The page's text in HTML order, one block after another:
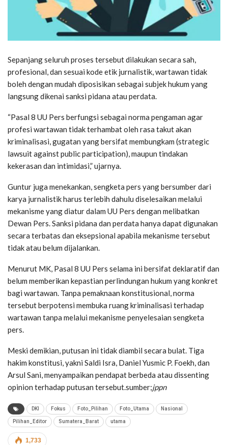
Sepanjang seluruh proses tersebut dilakukan secara sah,
profesional, dan sesuai kode etik jurnalistik, wartawan tidak
boleh dengan mudah diposisikan sebagai subjek hukum yang
langsung dikenai sanksi pidana atau perdata.
“Pasal 8 UU Pers berfungsi sebagai norma pengaman agar
profesi wartawan tidak terhambat oleh rasa takut akan
kriminalisasi, gugatan yang bersifat membungkam (strategic
lawsuit against public participation), maupun tindakan
kekerasan dan intimidasi,” ujarnya.
Guntur juga menekankan, sengketa pers yang bersumber dari
karya jurnalistik harus terlebih dahulu diselesaikan melalui
mekanisme yang diatur dalam UU Pers dengan melibatkan
Dewan Pers. Sanksi pidana dan perdata hanya dapat digunakan
secara terbatas dan eksepsional apabila mekanisme tersebut
tidak atau belum dijalankan.
Menurut MK, Pasal 8 UU Pers selama ini bersifat deklaratif dan
belum memberikan kepastian perlindungan hukum yang konkret
bagi wartawan. Tanpa pemaknaan konstitusional, norma
tersebut berpotensi membuka ruang kriminalisasi terhadap
wartawan tanpa melalui mekanisme penyelesaian sengketa
pers.
Meski demikian, putusan ini tidak diambil secara bulat. Tiga
hakim konstitusi, yakni Saldi Isra, Daniel Yusmic P. Foekh, dan
Arsul Sani, menyampaikan pendapat berbeda atau dissenting
opinion terhadap putusan tersebut.sumber;jppn
DKI Fokus Foto_Pilihan Foto_Utama Nasional
Pilihan_Editor Sumatera_Barat utama
1,733